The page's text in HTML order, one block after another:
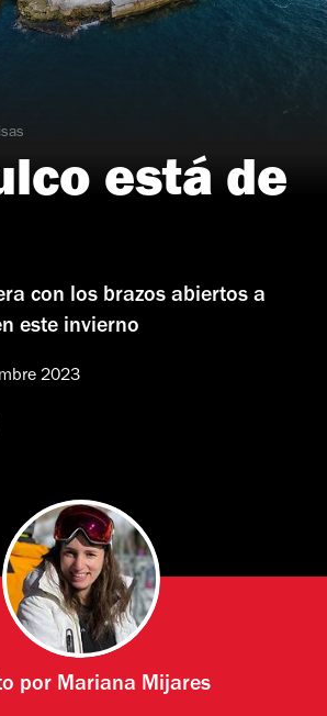
está de
con los brazos abiertos a
este invierno
2023
por Mariana Mijares